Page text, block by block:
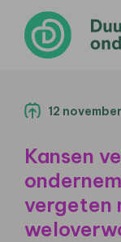
12
Kansen
vergeten